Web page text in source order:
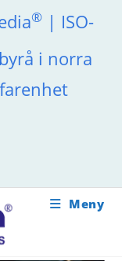
®| ISO-
i norra
Meny